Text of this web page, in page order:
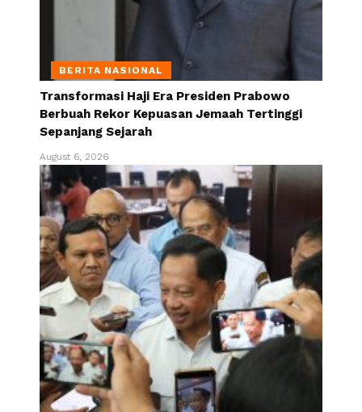
BERITA NASIONAL
Transformasi Haji Era Presiden Prabowo
Berbuah Rekor Kepuasan Jemaah Tertinggi
Sepanjang Sejarah
August 6, 2026